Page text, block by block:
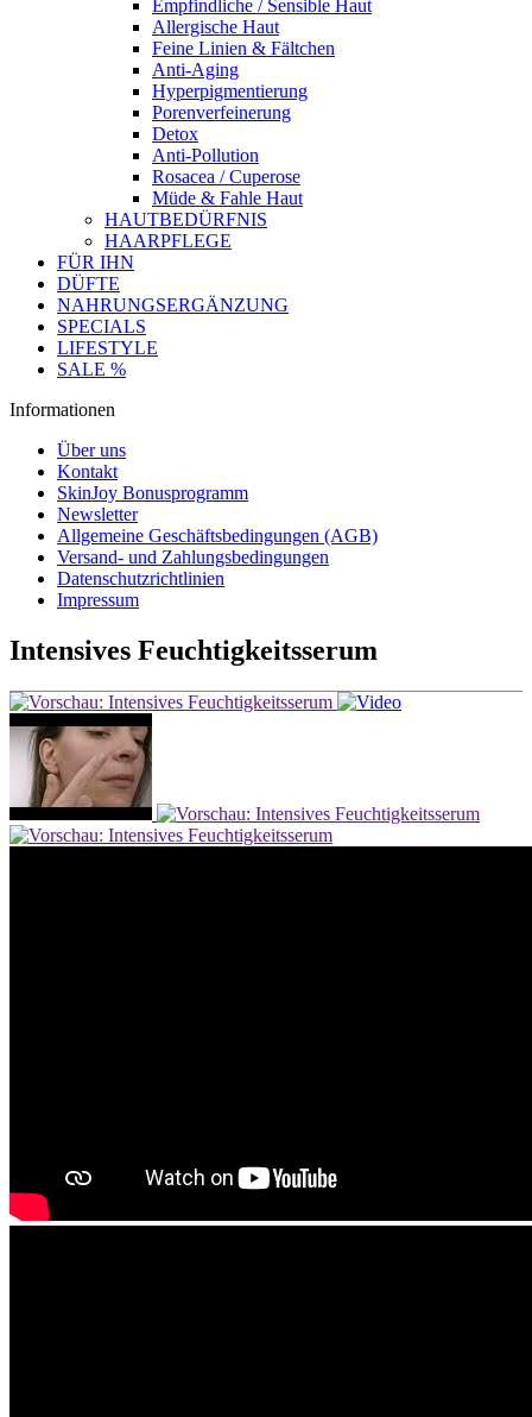
Empfindliche / Sensible Haut
Allergische Haut
Feine Linien & Fältchen
Anti-Aging
Hyperpigmentierung
Porenverfeinerung
Detox
Anti-Pollution
Rosacea / Cuperose
Müde & Fahle Haut
HAUTBEDÜRFNIS
HAARPFLEGE
FÜR IHN
DÜFTE
NAHRUNGSERGÄNZUNG
SPECIALS
LIFESTYLE
SALE %
Informationen
Über uns
Kontakt
SkinJoy Bonusprogramm
Newsletter
Allgemeine Geschäftsbedingungen (AGB)
Versand- und Zahlungsbedingungen
Datenschutzrichtlinien
Impressum
Intensives Feuchtigkeitsserum